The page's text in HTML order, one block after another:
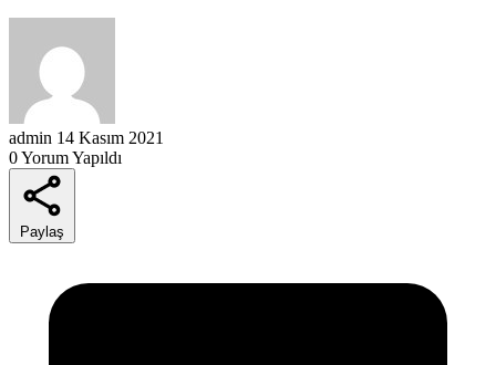
admin 14 Kasım 2021
0 Yorum Yapıldı
Paylaş